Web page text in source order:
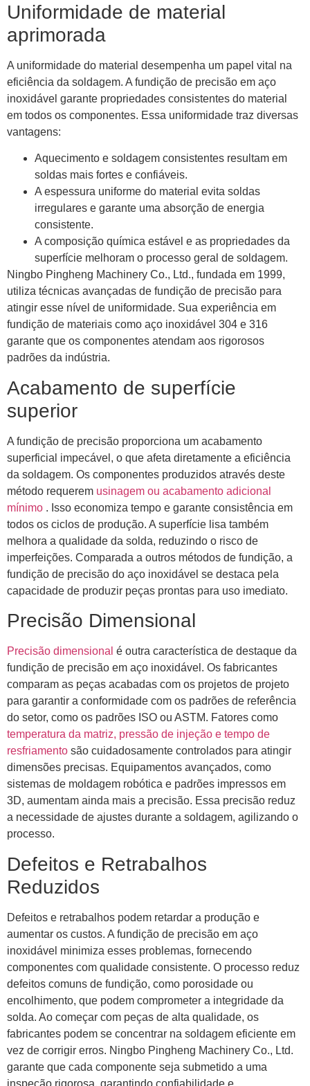
Uniformidade de material
aprimorada
A uniformidade do material desempenha um papel vital na
eficiência da soldagem. A fundição de precisão em aço
inoxidável garante propriedades consistentes do material
em todos os componentes. Essa uniformidade traz diversas
vantagens:
Aquecimento e soldagem consistentes resultam em
soldas mais fortes e confiáveis.
A espessura uniforme do material evita soldas
irregulares e garante uma absorção de energia
consistente.
A composição química estável e as propriedades da
superfície melhoram o processo geral de soldagem.
Ningbo Pingheng Machinery Co., Ltd., fundada em 1999,
utiliza técnicas avançadas de fundição de precisão para
atingir esse nível de uniformidade. Sua experiência em
fundição de materiais como aço inoxidável 304 e 316
garante que os componentes atendam aos rigorosos
padrões da indústria.
Acabamento de superfície
superior
A fundição de precisão proporciona um acabamento
superficial impecável, o que afeta diretamente a eficiência
da soldagem. Os componentes produzidos através deste
método requerem usinagem ou acabamento adicional
mínimo . Isso economiza tempo e garante consistência em
todos os ciclos de produção. A superfície lisa também
melhora a qualidade da solda, reduzindo o risco de
imperfeições. Comparada a outros métodos de fundição, a
fundição de precisão do aço inoxidável se destaca pela
capacidade de produzir peças prontas para uso imediato.
Precisão Dimensional
Precisão dimensional é outra característica de destaque da
fundição de precisão em aço inoxidável. Os fabricantes
comparam as peças acabadas com os projetos de projeto
para garantir a conformidade com os padrões de referência
do setor, como os padrões ISO ou ASTM. Fatores como
temperatura da matriz, pressão de injeção e tempo de
resfriamento são cuidadosamente controlados para atingir
dimensões precisas. Equipamentos avançados, como
sistemas de moldagem robótica e padrões impressos em
3D, aumentam ainda mais a precisão. Essa precisão reduz
a necessidade de ajustes durante a soldagem, agilizando o
processo.
Defeitos e Retrabalhos
Reduzidos
Defeitos e retrabalhos podem retardar a produção e
aumentar os custos. A fundição de precisão em aço
inoxidável minimiza esses problemas, fornecendo
componentes com qualidade consistente. O processo reduz
defeitos comuns de fundição, como porosidade ou
encolhimento, que podem comprometer a integridade da
solda. Ao começar com peças de alta qualidade, os
fabricantes podem se concentrar na soldagem eficiente em
vez de corrigir erros. Ningbo Pingheng Machinery Co., Ltd.
garante que cada componente seja submetido a uma
inspeção rigorosa, garantindo confiabilidade e